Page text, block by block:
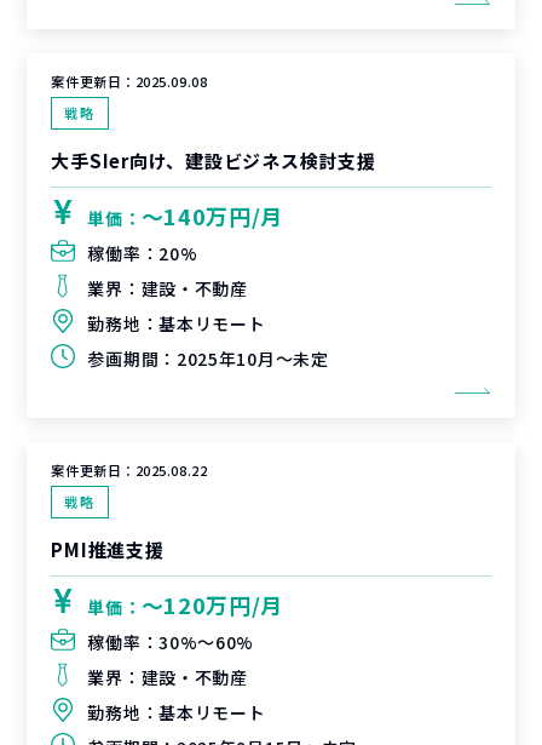
案件更新日： 2025.09.08
戦略
大手SIer向け、建設ビジネス検討支援
単価： 〜140万円/月
稼働率： 20%
業界： 建設・不動産
勤務地：基本リモート
参画期間： 2025年10月～未定
案件更新日： 2025.08.22
戦略
PMI推進支援
単価： 〜120万円/月
稼働率：30%〜60%
業界： 建設・不動産
勤務地：基本リモート